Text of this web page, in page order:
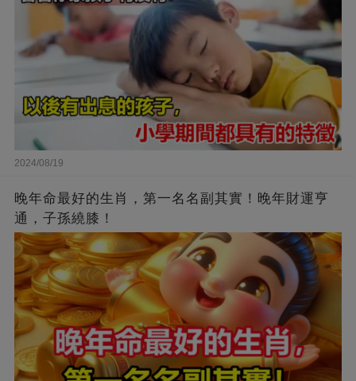
2024/08/19
晚年命最好的生肖，第一名名副其實！晚年財運亨
通，子孫繞膝！